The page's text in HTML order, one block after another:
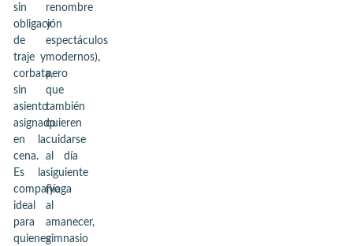
sin
obligación
de
traje y
corbata,
sin
asiento
asignado
en la
cena.
Es la
compañía
ideal
para
quienes
renombre
y
espectáculos
modernos),
pero
que
también
quieren
cuidarse
al día
siguiente
(yoga
al
amanecer,
gimnasio